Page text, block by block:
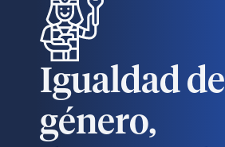
Igualdad de
género,